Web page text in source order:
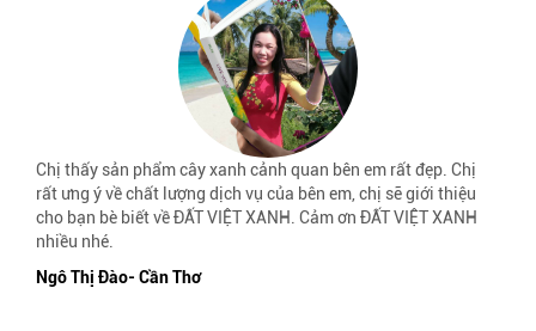
Chị thấy sản phẩm cây xanh cảnh quan bên em rất đẹp. Chị
rất ưng ý về chất lượng dịch vụ của bên em, chị sẽ giới thiệu
cho bạn bè biết về ĐẤT VIỆT XANH. Cảm ơn ĐẤT VIỆT XANH
nhiều nhé.
Ngô Thị Đào- Cần Thơ